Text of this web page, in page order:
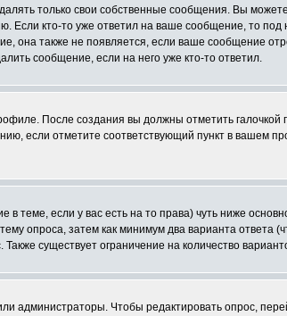
только свои собственные сообщения. Вы
Если кто-то уже ответил на ваше сообщение, то
она также не появляется, если ваше сообщение
сообщение, если на него уже кто-то ответил.
После создания вы должны отметить галочкой
если отметите соответствующий пункт в вашем
в теме, если у вас есть на то права) чуть ниже
опроса, затем как минимум два варианта ответа
существует ограничение на количество
администраторы. Чтобы редактировать опрос,